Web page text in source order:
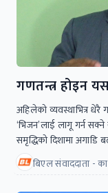
गणतन्त्र होइन
अहिलेको व्यवस्थाभित्र
‘भिजन’लाई लागू गर्न
समृद्धिको दिशामा अगाडि
बिएल संवाददाता -